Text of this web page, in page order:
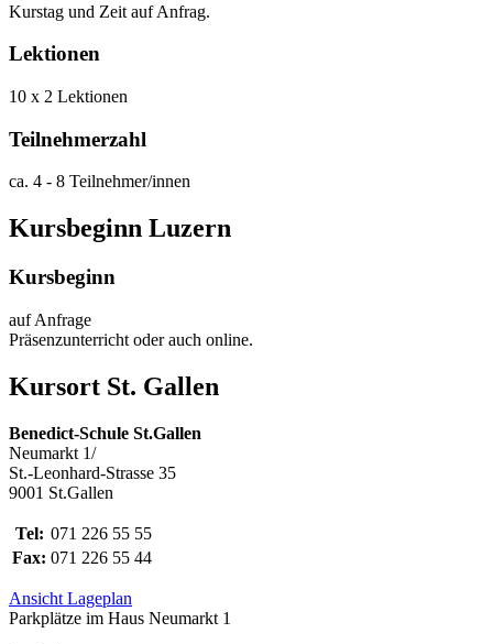
Kurstag und Zeit auf Anfrag.
Lektionen
10 x 2 Lektionen
Teilnehmerzahl
ca. 4 - 8 Teilnehmer/innen
Kursbeginn Luzern
Kursbeginn
auf Anfrage
Präsenzunterricht oder auch online.
Kursort St. Gallen
Benedict-Schule St.Gallen
Neumarkt 1/
St.-Leonhard-Strasse 35
9001 St.Gallen
Tel: 071 226 55 55
Fax: 071 226 55 44
Ansicht Lageplan
Parkplätze im Haus Neumarkt 1